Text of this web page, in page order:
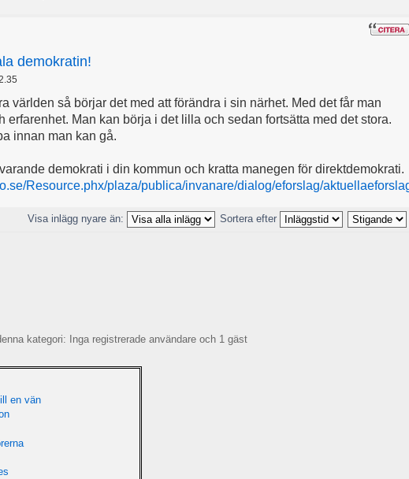
demokratin!
världen så börjar det med att förändra i sin närhet. Med det får man
erfarenhet. Man kan börja i det lilla och sedan fortsätta med det stora.
innan man kan gå.
demokrati i din kommun och kratta manegen för direktdemokrati.
Resource.phx/plaza/publica/invanare/dialog/eforslag/
Visa inlägg nyare än: Sortera efter
kategori: Inga registrerade användare och 1 gäst
en vän